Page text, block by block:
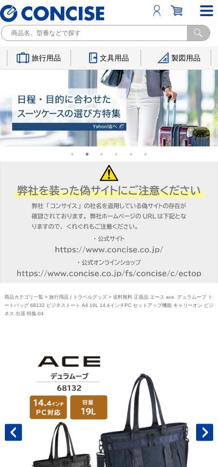
旅行用品 文具用品 製図用品
商品カテゴリ一覧 > 旅行用品 | トラベルグッズ> 送料無料 正規品 エース ace. デュラムーブ ト
ートバッグ 68132 ビジネストート A4 19L 14.4インチPC セットアップ機能 キャリーオン ビジ
ネス 出張 特集-04